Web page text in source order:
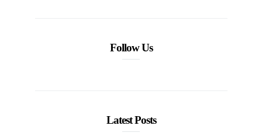
Follow Us
Latest Posts